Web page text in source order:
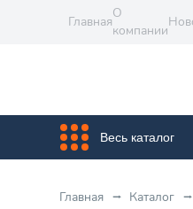
Главная
О
компании
Весь каталог
Главная Каталог